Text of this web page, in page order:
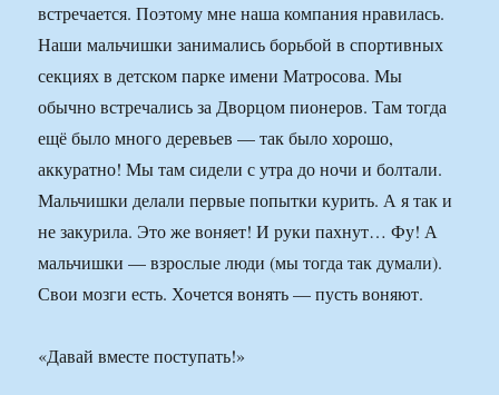
встречается. Поэтому мне наша компания нравилась.
Наши мальчишки занимались борьбой в спортивных
секциях в детском парке имени Матросова. Мы
обычно встречались за Дворцом пионеров. Там тогда
ещё было много деревьев — так было хорошо,
аккуратно! Мы там сидели с утра до ночи и болтали.
Мальчишки делали первые попытки курить. А я так и
не закурила. Это же воняет! И руки пахнут… Фу! А
мальчишки — взрослые люди (мы тогда так думали).
Свои мозги есть. Хочется вонять — пусть воняют.
«Давай вместе поступать!»